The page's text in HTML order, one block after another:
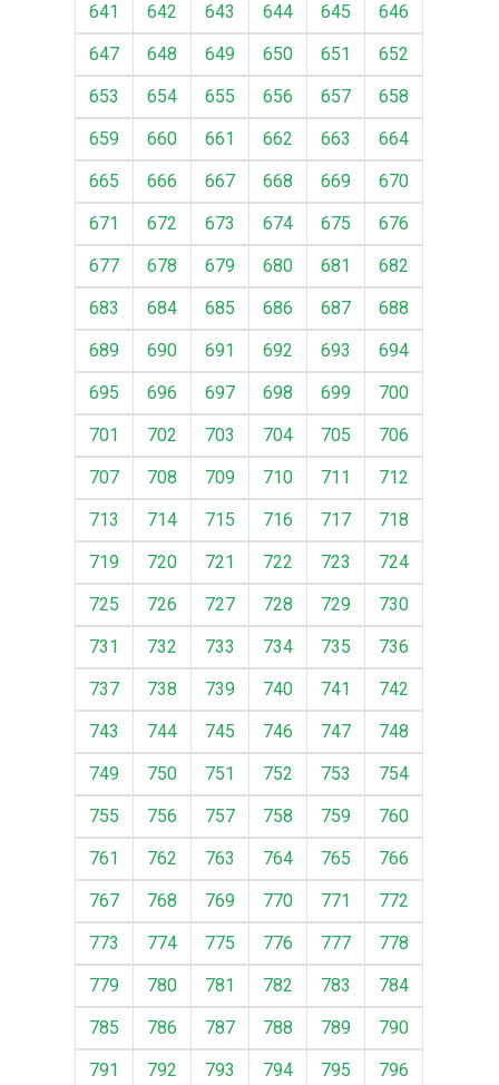
641
642 643 644 645
646
647
648 649 650 651
652
653
654 655 656 657
658
659
660 661 662 663
664
665
666 667 668 669
670
671
672 673 674 675
676
677
678 679 680 681
682
683
684 685 686 687
688
689
690 691 692 693
694
695
696 697 698 699
700
701
702 703 704 705
706
707
708 709 710 711
712
713
714 715 716 717
718
719
720 721 722 723
724
725
726 727 728 729
730
731
732 733 734 735
736
737
738 739 740 741
742
743
744 745 746 747
748
749
750 751 752 753
754
755
756 757 758 759
760
761
762 763 764 765
766
767
768 769 770 771
772
773
774 775 776 777
778
779
780 781 782 783
784
785
786 787 788 789
790
791
792 793 794 795 796